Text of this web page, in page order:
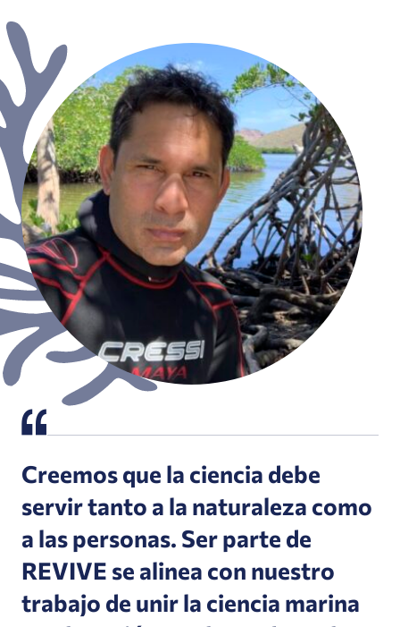
Creemos que la ciencia debe
servir tanto a la naturaleza como
a las personas. Ser parte de
REVIVE se alinea con nuestro
trabajo de unir la ciencia marina